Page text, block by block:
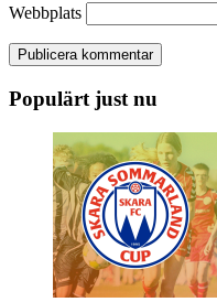
Webbplats
Populärt just nu